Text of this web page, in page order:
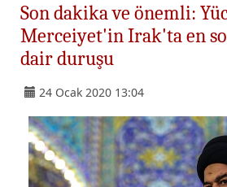
Son dakika ve önemli:
Merceiyet'in Irak'ta en
dair duruşu
24 Ocak 2020 13:04